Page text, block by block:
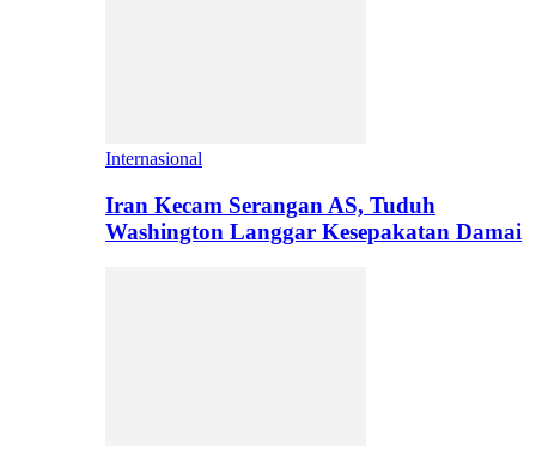
Internasional
Iran Kecam Serangan AS, Tuduh
Washington Langgar Kesepakatan Damai